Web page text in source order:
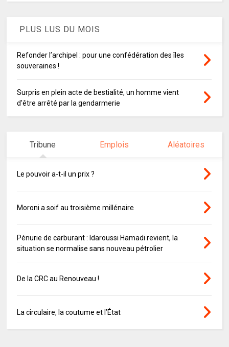
PLUS LUS DU MOIS
Refonder l’archipel : pour une confédération des îles
souveraines !
Surpris en plein acte de bestialité, un homme vient
d'être arrêté par la gendarmerie
Tribune Emplois Aléatoires
Le pouvoir a-t-il un prix ?
Moroni a soif au troisième millénaire
Pénurie de carburant : Idaroussi Hamadi revient, la
situation se normalise sans nouveau pétrolier
De la CRC au Renouveau !
La circulaire, la coutume et l’État